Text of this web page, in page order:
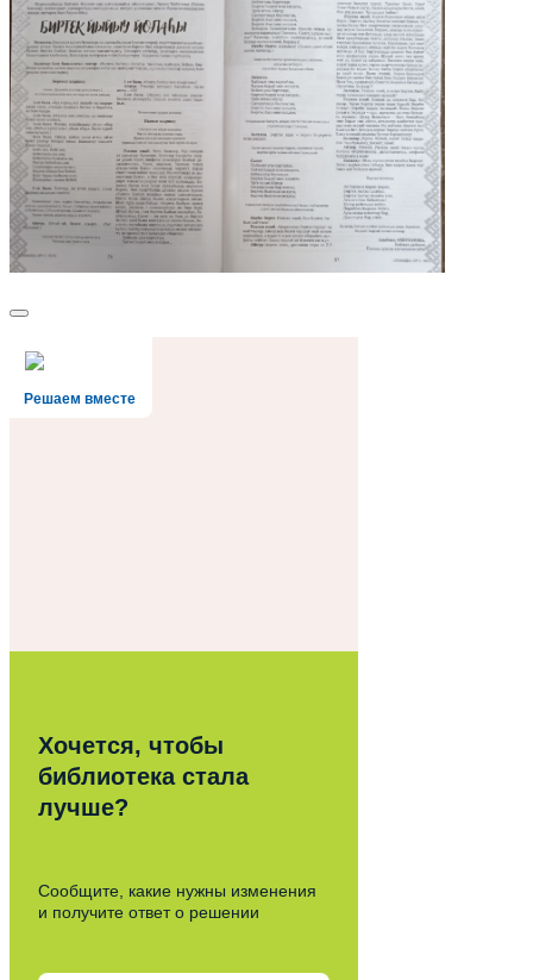
Решаем вместе
Хочется, чтобы
библиотека стала
лучше?
Сообщите, какие нужны изменения
и получите ответ о решении